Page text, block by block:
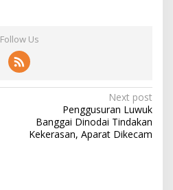
Follow Us
Next post
Penggusuran Luwuk
Banggai Dinodai Tindakan
Kekerasan, Aparat Dikecam